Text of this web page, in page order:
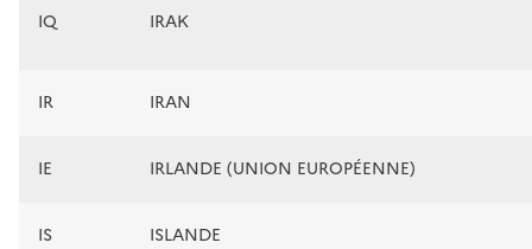
IQ IRAK
IR IRAN
IE IRLANDE (UNION EUROPÉENNE)
IS ISLANDE